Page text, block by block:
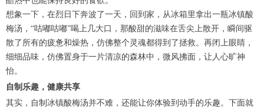
想象一下，在烈日下奔波了一天，回到家，从冰箱里拿出一瓶冰镇酸
梅汤，“咕嘟咕嘟”喝上几大口，那酸甜的滋味在舌尖上散开，瞬间驱
散了所有的疲惫和燥热，仿佛整个灵魂都得到了拯救。再闭上眼睛，
细细品味，仿佛置身于一片清凉的森林中，微风拂面，让人心旷神
怡。
自制乐趣，健康共享
其实，自制冰镇酸梅汤并不难，还能让你体验到动手的乐趣。下面就